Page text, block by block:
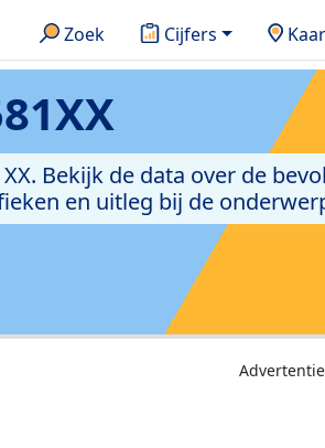
Zoek Cijfers
Bekijk de data over de
en uitleg bij de